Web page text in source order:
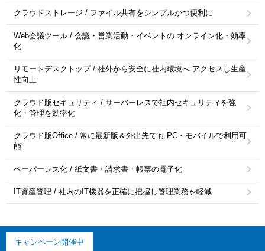
クラウドストレージ / ファイル共有をシンプルかつ便利に
Web会議ツール / 会議・営業活動・イベントの オンライン化・効率
化
リモートデスクトップ / 社外から安全に社内環境へ アクセスし生産
性向上
クラウド版セキュリティ / サーバーレスで社内セキュリティを強
化・管理を効率化
クラウド版Office / 常に最新版＆外出先でも PC・モバイルで利用可
能
ペーパーレス化 / 紙文書・請求書・帳票の電子化
IT資産管理 / 社内のIT機器を正確に把握し管理業務を軽減
キャンペーン開催中